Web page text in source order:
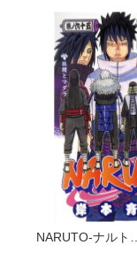
NARUTO-ナルト…